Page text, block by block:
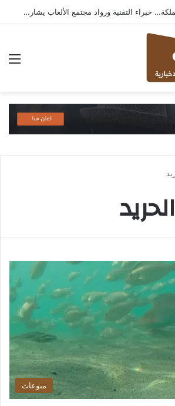
بعد إطلاقه في المملكة… خبراء التقنية ورواد مجتمع الألعاب يشاركون انطباعاتهم حول TECNO POVA 8 Pro 5G
منوعات